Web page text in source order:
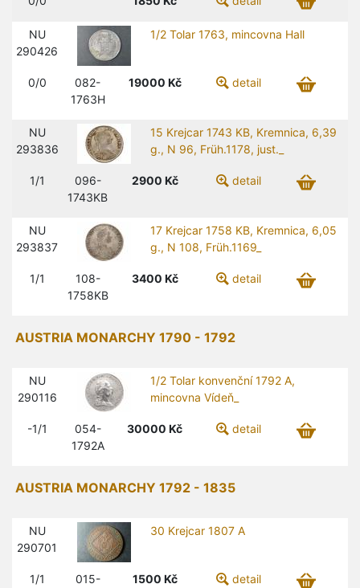
NU
290426
1/2 Tolar 1763, mincovna Hall
0/0
082-
1763H
19000 Kč detail
NU
293836
15 Krejcar 1743 KB, Kremnica, 6,39
g., N 96, Früh.1178, just._
1/1
096-
1743KB
2900 Kč detail
NU
293837
17 Krejcar 1758 KB, Kremnica, 6,05
g., N 108, Früh.1169_
1/1
108-
1758KB
3400 Kč detail
AUSTRIA MONARCHY 1790 - 1792
NU
290116
1/2 Tolar konvenční 1792 A,
mincovna Vídeň_
-1/1
054-
1792A
30000 Kč detail
AUSTRIA MONARCHY 1792 - 1835
NU
290701
30 Krejcar 1807 A
1/1
015-
1500 Kč detail